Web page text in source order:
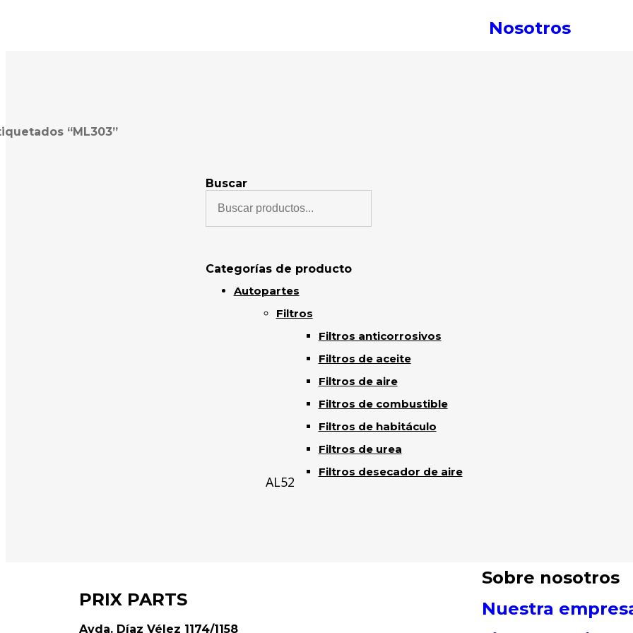
Nosotros
“ML303”
Buscar
Categorías de producto
Autopartes
Filtros
Filtros anticorrosivos
Filtros de aceite
Filtros de aire
Filtros de combustible
Filtros de habitáculo
Filtros de urea
Filtros desecador de aire
Leer Más
AL52
PRIX PARTS
Avda. Díaz Vélez 1174/1158
Sobre nosotros
Nuestra